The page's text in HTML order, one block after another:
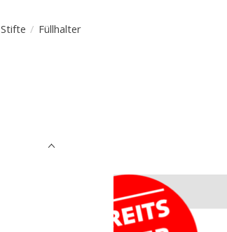
Stifte / Füllhalter